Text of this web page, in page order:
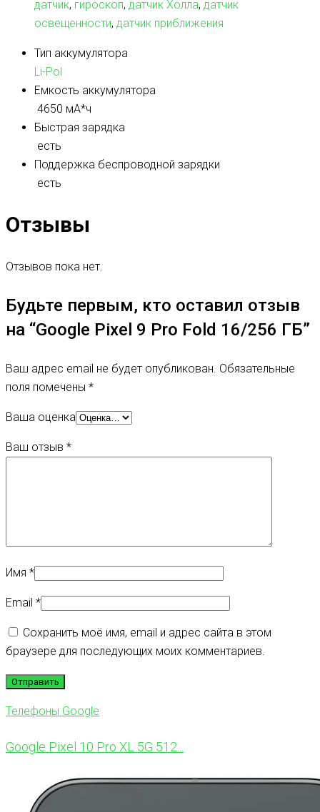
датчик, гироскоп, датчик Холла, датчик
освещенности, датчик приближения
Тип аккумулятора
Li-Pol
Емкость аккумулятора
4650 мА*ч
Быстрая зарядка
есть
Поддержка беспроводной зарядки
есть
Отзывы
Отзывов пока нет.
Будьте первым, кто оставил отзыв
на “Google Pixel 9 Pro Fold 16/256 ГБ”
Ваш адрес email не будет опубликован. Обязательные
поля помечены *
Ваша оценка
Ваш отзыв *
Имя *
Email *
Сохранить моё имя, email и адрес сайта в этом
браузере для последующих моих комментариев.
Телефоны Google
Google Pixel 10 Pro XL 5G 512...